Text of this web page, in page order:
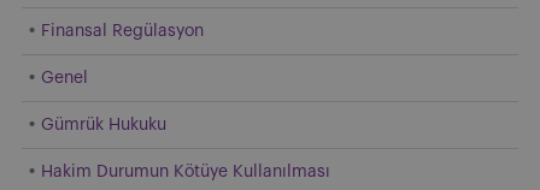
Finansal Regülasyon
Genel
Gümrük Hukuku
Hakim Durumun Kötüye Kullanılması